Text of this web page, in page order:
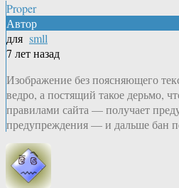
Proper
Автор
для smll
7 лет назад
Изображение без поясняющего
ведро, а постящий такое дерьмо,
правилами сайта — получает
предупреждения — и дальше бан